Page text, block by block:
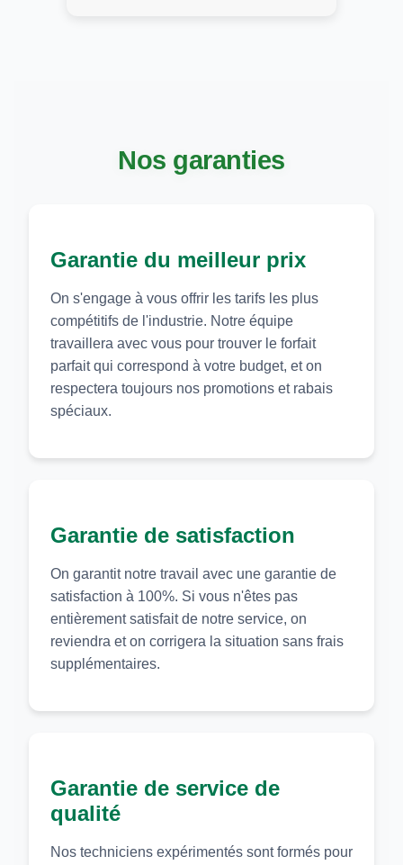
Nos garanties
Garantie du meilleur prix
On s'engage à vous offrir les tarifs les plus
compétitifs de l'industrie. Notre équipe
travaillera avec vous pour trouver le forfait
parfait qui correspond à votre budget, et on
respectera toujours nos promotions et rabais
spéciaux.
Garantie de satisfaction
On garantit notre travail avec une garantie de
satisfaction à 100%. Si vous n'êtes pas
entièrement satisfait de notre service, on
reviendra et on corrigera la situation sans frais
supplémentaires.
Garantie de service de
qualité
Nos techniciens expérimentés sont formés pour